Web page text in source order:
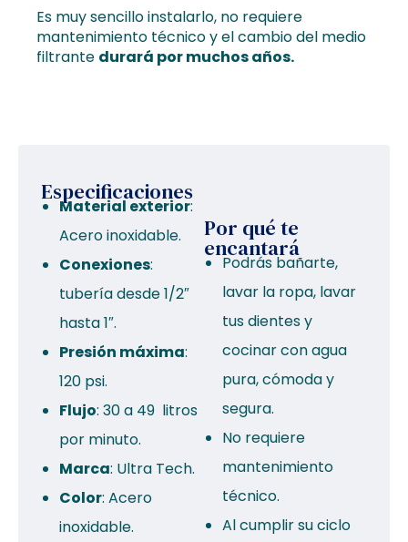
Es muy sencillo instalarlo, no requiere
mantenimiento técnico y el cambio del medio
filtrante durará por muchos años.
Especificaciones
Material exterior:
Acero inoxidable.
Conexiones:
tubería desde 1/2″
hasta 1″.
Presión máxima:
120 psi.
Flujo: 30 a 49 litros
por minuto.
Marca: Ultra Tech.
Color: Acero
inoxidable.
Por qué te
encantará
Podrás bañarte,
lavar la ropa, lavar
tus dientes y
cocinar con agua
pura, cómoda y
segura.
No requiere
mantenimiento
técnico.
Al cumplir su ciclo